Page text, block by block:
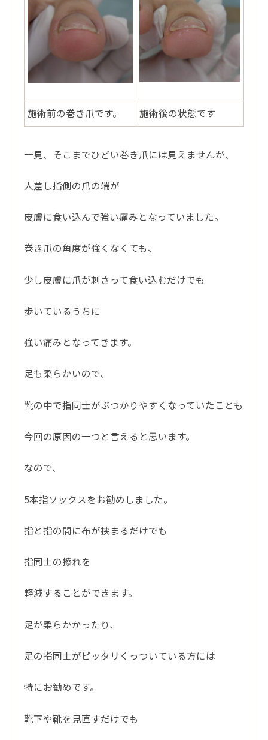
施術前の巻き爪です。 施術後の状態です
一見、そこまでひどい巻き爪には見えませんが、
人差し指側の爪の端が
皮膚に食い込んで強い痛みとなっていました。
巻き爪の角度が強くなくても、
少し皮膚に爪が刺さって食い込むだけでも
歩いているうちに
強い痛みとなってきます。
足も柔らかいので、
靴の中で指同士がぶつかりやすくなっていたことも
今回の原因の一つと言えると思います。
なので、
5本指ソックスをお勧めしました。
指と指の間に布が挟まるだけでも
指同士の擦れを
軽減することができます。
足が柔らかかったり、
足の指同士がピッタリくっついている方には
特にお勧めです。
靴下や靴を見直すだけでも